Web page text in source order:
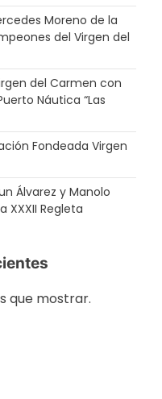
Moreno de la
del Virgen del
del Carmen con
Náutica “Las
Fondeada Virgen
Álvarez y Manolo
XXXII Regleta
que mostrar.